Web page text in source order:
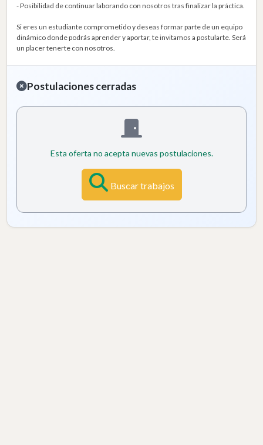
- Posibilidad de continuar laborando con nosotros tras finalizar la práctica.
Si eres un estudiante comprometido y deseas formar parte de un equipo
dinámico donde podrás aprender y aportar, te invitamos a postularte. Será
un placer tenerte con nosotros.
Postulaciones cerradas
Esta oferta no acepta nuevas postulaciones.
Buscar trabajos